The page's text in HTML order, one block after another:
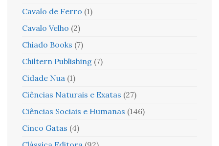
Cavalo de Ferro (1)
Cavalo Velho (2)
Chiado Books (7)
Chiltern Publishing (7)
Cidade Nua (1)
Ciências Naturais e Exatas (27)
Ciências Sociais e Humanas (146)
Cinco Gatas (4)